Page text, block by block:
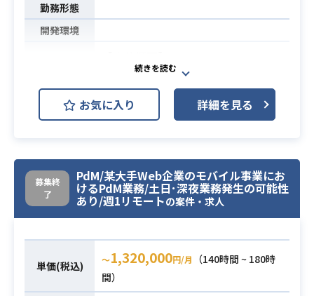
必須スキル
レゼン資料を作成できる能⼒)
ョン能⼒
・プロジェクトマネージメントとア
ジャイルメソッドの知識
・プロジェクトマネージメントに必
要なデータ収集能⼒(Jira script, crea
te dashboard)
方
・Git使用経験1年以上ある方
勤務形態
開発環境
某大手Web系企業の新規サービス部
署において上流の企画やWebマーケ
ターとして稼働いただける方を募集
め、出社できる方がマッチします。
【業務内容】
・アプリユーザーの獲得～リテンシ
ョン向上までを企画・提案・推進で
・新規ユーザー獲得の広告管理やオ
ーガニックの拡大
・広告効率の改善（CPI,CPA）
お気に入り 詳細を見る
募集終
了
PdM/某大手Web企業のモバイル事業にお
けるPdM業務/土日･深夜業務発生の可能性
あり/週1リモートの案件・求人
単価(税込) 〜1,320,000円/月
（140時間 ~ 180時
間）